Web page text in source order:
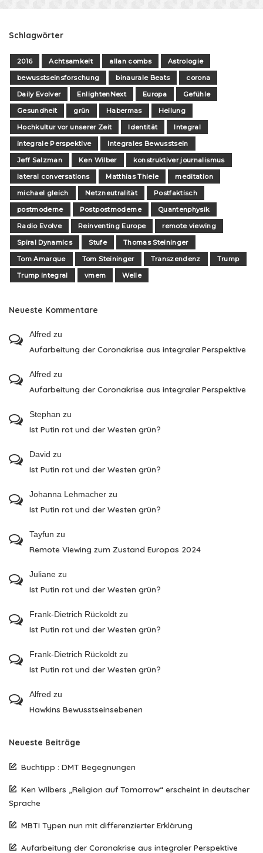
Schlagwörter
2016 Achtsamkeit allan combs
Astrologie
bewusstseinsforschung
binaurale Beats
corona
Daily Evolver
EnlightenNext Europa
Gefühle
Gesundheit
grün Habermas
Heilung
Hochkultur vor unserer Zeit
Identität
Integral
integrale Perspektive
Integrales Bewusstsein
Jeff Salzman
Ken Wilber
konstruktiver journalismus
lateral conversations
Matthias Thiele
meditation
michael gleich
Netzneutralität
Postfaktisch
postmoderne
Postpostmoderne
Quantenphysik
Radio Evolve
Reinventing Europe
remote viewing
Spiral Dynamics
Stufe
Thomas Steininger
Tom Amarque
Tom Steininger Transzendenz
Trump
Trump integral
vmem Welle
Neueste Kommentare
Alfred zu
Aufarbeitung der Coronakrise aus integraler Perspektive
Alfred zu
Aufarbeitung der Coronakrise aus integraler Perspektive
Stephan zu
Ist Putin rot und der Westen grün?
David zu
Ist Putin rot und der Westen grün?
Johanna Lehmacher zu
Ist Putin rot und der Westen grün?
Tayfun zu
Remote Viewing zum Zustand Europas 2024
Juliane zu
Ist Putin rot und der Westen grün?
Frank-Dietrich Rückoldt zu
Ist Putin rot und der Westen grün?
Frank-Dietrich Rückoldt zu
Ist Putin rot und der Westen grün?
Alfred zu
Hawkins Bewusstseinsebenen
Neueste Beiträge
Buchtipp : DMT Begegnungen
Ken Wilbers „Religion auf Tomorrow“ erscheint in deutscher
Sprache
MBTI Typen nun mit differenzierter Erklärung
Aufarbeitung der Coronakrise aus integraler Perspektive